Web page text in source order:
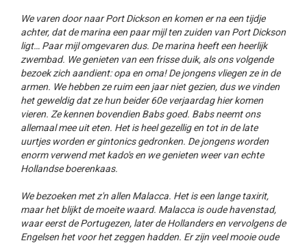
We varen door naar Port Dickson en komen er na een tijdje
achter, dat de marina een paar mijl ten zuiden van Port Dickson
ligt… Paar mijl omgevaren dus. De marina heeft een heerlijk
zwembad. We genieten van een frisse duik, als ons volgende
bezoek zich aandient: opa en oma! De jongens vliegen ze in de
armen. We hebben ze ruim een jaar niet gezien, dus we vinden
het geweldig dat ze hun beider 60e verjaardag hier komen
vieren. Ze kennen bovendien Babs goed. Babs neemt ons
allemaal mee uit eten. Het is heel gezellig en tot in de late
uurtjes worden er gintonics gedronken. De jongens worden
enorm verwend met kado's en we genieten weer van echte
Hollandse boerenkaas.
We bezoeken met z'n allen Malacca. Het is een lange taxirit,
maar het blijkt de moeite waard. Malacca is oude havenstad,
waar eerst de Portugezen, later de Hollanders en vervolgens de
Engelsen het voor het zeggen hadden. Er zijn veel mooie oude